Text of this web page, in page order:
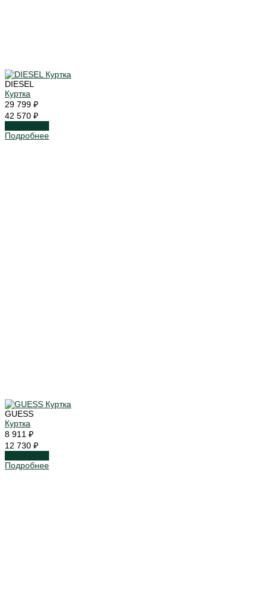
DIESEL
Куртка
29 799 ₽
42 570 ₽
Подробнее
GUESS
Куртка
8 911 ₽
12 730 ₽
Подробнее